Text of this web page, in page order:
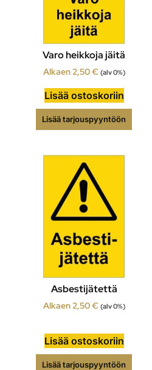
Varo heikkoja jäitä
Alkaen2,50€ (alv 0%)
Lisää ostoskoriin
Lisää tarjouspyyntöön
Asbestijätettä
Alkaen2,50€ (alv 0%)
Lisää ostoskoriin
Lisää tarjouspyyntöön